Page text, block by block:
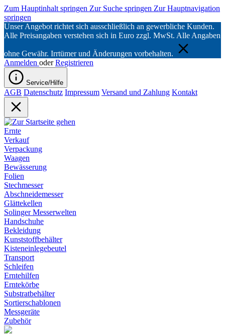
Zum Hauptinhalt springen Zur Suche springen Zur Hauptnavigation
springen
Unser Angebot richtet sich ausschließlich an gewerbliche Kunden.
Alle Preisangaben verstehen sich in Euro zzgl. MwSt. Alle Angaben
ohne Gewähr. Irrtümer und Änderungen vorbehalten.
Anmelden oder Registrieren
Service/Hilfe
AGB Datenschutz Impressum Versand und Zahlung Kontakt
Ernte
Verkauf
Verpackung
Waagen
Bewässerung
Folien
Stechmesser
Abschneidemesser
Glättekellen
Solinger Messerwelten
Handschuhe
Bekleidung
Kunststoffbehälter
Kisteneinlegebeutel
Transport
Schleifen
Erntehilfen
Erntekörbe
Substratbehälter
Sortierschablonen
Messgeräte
Zubehör